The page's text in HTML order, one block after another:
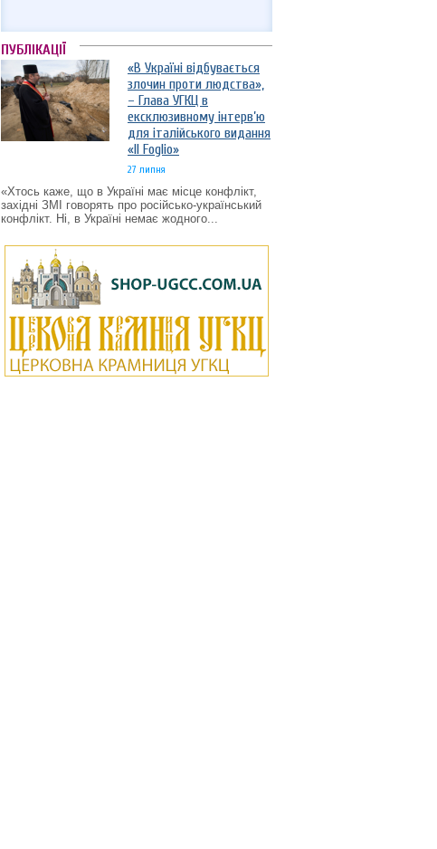
ПУБЛІКАЦІЇ
«В Україні відбувається
злочин проти людства»,
– Глава УГКЦ в
ексклюзивному інтерв’ю
для італійського видання
«Il Foglio»
27 липня
«Хтось каже, що в Україні має місце конфлікт,
західні ЗМІ говорять про російсько-український
конфлікт. Ні, в Україні немає жодного...